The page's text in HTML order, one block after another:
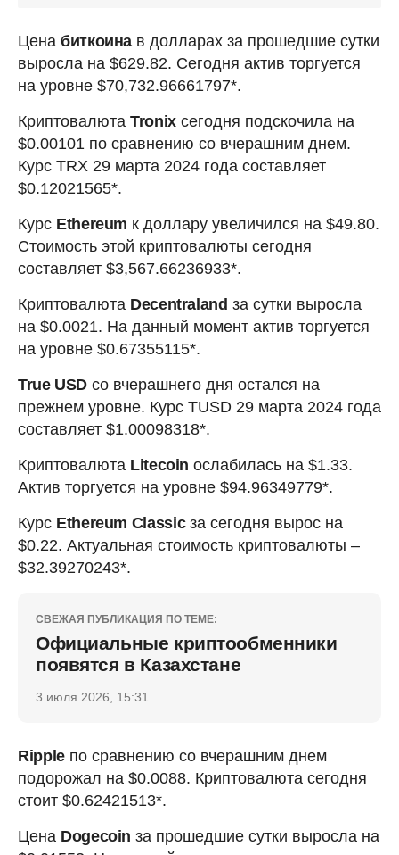
Цена биткоина в долларах за прошедшие сутки
выросла на $629.82. Сегодня актив торгуется
на уровне $70,732.96661797*.
Криптовалюта Tronixсегодня подскочила на
$0.00101 по сравнению со вчерашним днем.
Курс TRX 29 марта 2024 года составляет
$0.12021565*.
Курс Ethereum к доллару увеличился на $49.80.
Стоимость этой криптовалюты сегодня
составляет $3,567.66236933*.
Криптовалюта Decentraland за сутки выросла
на $0.0021. На данный момент актив торгуется
на уровне $0.67355115*.
True USD со вчерашнего дня остался на
прежнем уровне. Курс TUSD 29 марта 2024 года
составляет $1.00098318*.
Криптовалюта Litecoin ослабилась на $1.33.
Актив торгуется на уровне $94.96349779*.
Курс Ethereum Classicза сегодня вырос на
$0.22. Актуальная стоимость криптовалюты –
$32.39270243*.
СВЕЖАЯ ПУБЛИКАЦИЯ ПО ТЕМЕ:
Официальные криптообменники
появятся в Казахстане
3 июля 2026, 15:31
Rippleпо сравнению со вчерашним днем
подорожал на $0.0088. Криптовалюта сегодня
стоит $0.62421513*.
Цена Dogecoin за прошедшие сутки выросла на